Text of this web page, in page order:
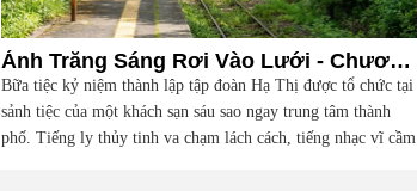
Ánh Trăng Sáng Rơi Vào Lưới - Chương 1
Bữa tiệc kỷ niệm thành lập tập đoàn Hạ Thị được tổ chức tại
sảnh tiệc của một khách sạn sáu sao ngay trung tâm thành
phố. Tiếng ly thủy tinh va chạm lách cách, tiếng nhạc vĩ cầm